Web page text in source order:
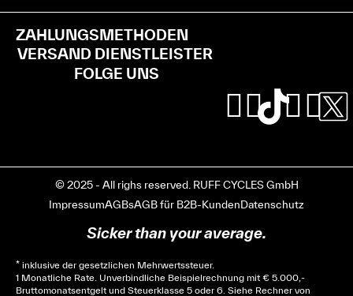
ZAHLUNGSMETHODEN
VERSAND DIENSTLEISTER
FOLGE UNS
© 2025 - All righs reserved. RUFF CYCLES GmbH
ImpressumAGBsAGB für B2B-KundenDatenschutz
Sicker than your average.
* inklusive der gesetzlichen Mehrwertssteuer.
1 Monatliche Rate. Unverbindliche Beispielrechnung mit € 5.000,-
Bruttomonatsentgelt und Steuerklasse 5 oder 6. Siehe Rechner von